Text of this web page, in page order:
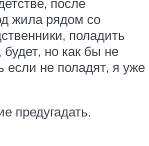
жила рядом со
поладить
но как бы не
если не поладят, я уже
предугадать.